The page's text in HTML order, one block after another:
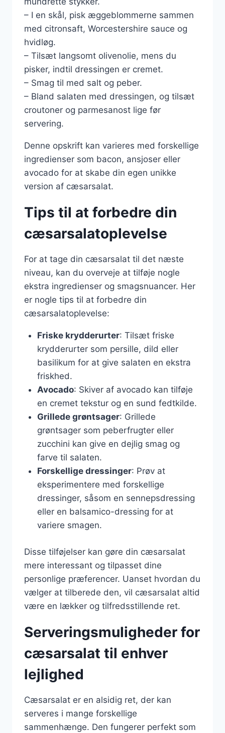
– I en skål, pisk æggeblommerne sammen
med citronsaft, Worcestershire sauce og
hvidløg.
– Tilsæt langsomt olivenolie, mens du
pisker, indtil dressingen er cremet.
– Smag til med salt og peber.
– Bland salaten med dressingen, og tilsæt
croutoner og parmesanost lige før
servering.
Denne opskrift kan varieres med forskellige
ingredienser som bacon, ansjoser eller
avocado for at skabe din egen unikke
version af cæsarsalat.
Tips til at forbedre din
cæsarsalatoplevelse
For at tage din cæsarsalat til det næste
niveau, kan du overveje at tilføje nogle
ekstra ingredienser og smagsnuancer. Her
er nogle tips til at forbedre din
cæsarsalatoplevelse:
Friske krydderurter: Tilsæt friske
krydderurter som persille, dild eller
basilikum for at give salaten en ekstra
friskhed.
Avocado: Skiver af avocado kan tilføje
en cremet tekstur og en sund fedtkilde.
Grillede grøntsager: Grillede
grøntsager som peberfrugter eller
zucchini kan give en dejlig smag og
farve til salaten.
Forskellige dressinger: Prøv at
eksperimentere med forskellige
dressinger, såsom en sennepsdressing
eller en balsamico-dressing for at
variere smagen.
Disse tilføjelser kan gøre din cæsarsalat
mere interessant og tilpasset dine
personlige præferencer. Uanset hvordan du
vælger at tilberede den, vil cæsarsalat altid
være en lækker og tilfredsstillende ret.
Serveringsmuligheder for
cæsarsalat til enhver
lejlighed
Cæsarsalat er en alsidig ret, der kan
serveres i mange forskellige
sammenhænge. Den fungerer perfekt som